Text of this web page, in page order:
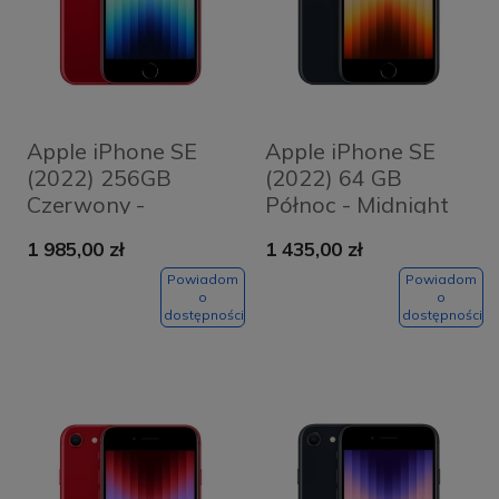
Apple iPhone SE
(2022) 256GB
Czerwony -
1 985,00 zł
Powiadom
o
dostępności
Apple iPhone SE
(2022) 64 GB
Północ - Midnight
1 435,00 zł
Powiadom
o
dostępności